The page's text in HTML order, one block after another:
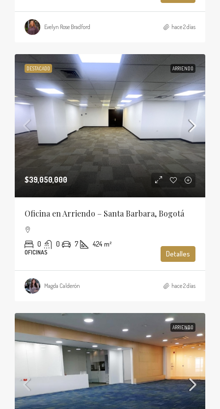
Evelyn Rose Bradford hace 2 días
DESTACADO ARRIENDO
$39,050,000
Oficina en Arriendo – Santa Barbara, Bogotá
0 0 7 424 m²
OFICINAS Detalles
Magda Calderón hace 2 días
ARRIENDO